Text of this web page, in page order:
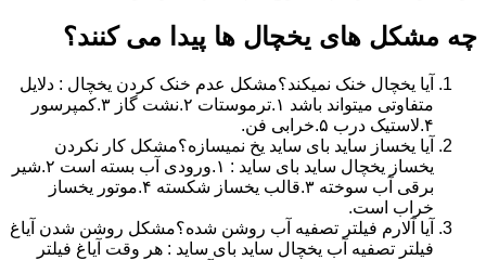
چه مشکل های یخچال ها پیدا می کنند؟
آیا یخچال خنک نمیکند؟مشکل عدم خنک کردن یخچال : دلایل
متفاوتی میتواند باشد ۱.ترموستات ۲.نشت گاز ۳.کمپرسور
۴.لاستیک درب ۵.خرابی فن.
آیا یخساز ساید بای ساید یخ نمیسازه؟مشکل کار نکردن
یخساز یخچال ساید بای ساید : ۱.ورودی آب بسته است ۲.شیر
برقی آب سوخته ۳.قالب یخساز شکسته ۴.موتور یخساز
خراب است.
آیا آلارم فیلتر تصفیه آب روشن شده؟مشکل روشن شدن آیاغ
فیلتر تصفیه آب یخچال ساید بای ساید : هر وقت آیاغ فیلتر